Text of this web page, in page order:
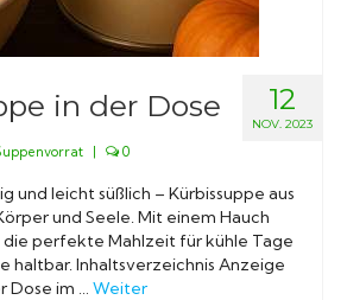
12
NOV. 2023
in der Dose
| 0
und leicht süßlich – Kürbissuppe aus
und Seele. Mit einem Hauch
die perfekte Mahlzeit für kühle Tage
haltbar. Inhaltsverzeichnis Anzeige
Dose im … Weiter